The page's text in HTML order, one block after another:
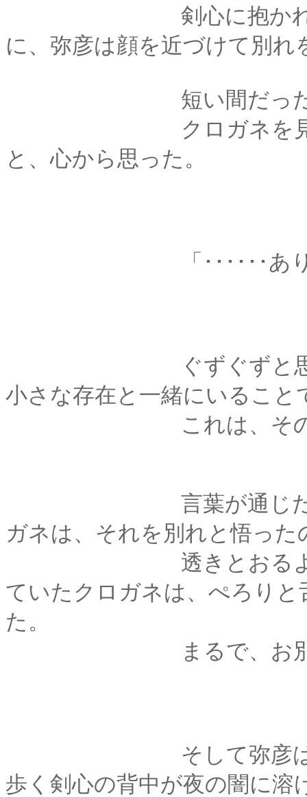
剣心に抱かれておと
に、弥彦は顔を近づけて別れ
短い間だったけれ
クロガネを見つけた
と、心から思った。
「･･････ありが
ぐずぐずと思い悩ん
小さな存在と一緒にいるこ
これは、その事に
言葉が通じたわけで
ガネは、それを別れと悟った
透きとおるような青
ていたクロガネは、ぺろり
た。
まるで、お別れの
そして弥彦は、門の
歩く剣心の背中が夜の闇に